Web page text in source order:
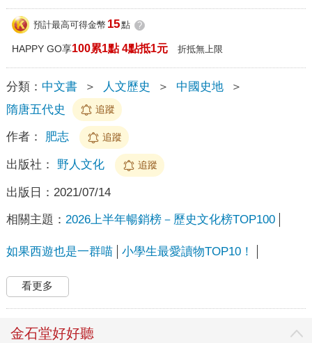
預計最高可得金幣 15點 ?
HAPPY GO享100累1點 4點抵1元 折抵無上限
分類： 中文書 ＞ 人文歷史 ＞ 中國史地
＞
隋唐五代史
追蹤
作者： 肥志 追蹤
出版社： 野人文化 追蹤
出版日： 2021/07/14
相關主題： 2026上半年暢銷榜－歷史文化榜TOP100
如果西遊也是一群喵 小學生最愛讀物TOP10！
看更多
金石堂好好聽